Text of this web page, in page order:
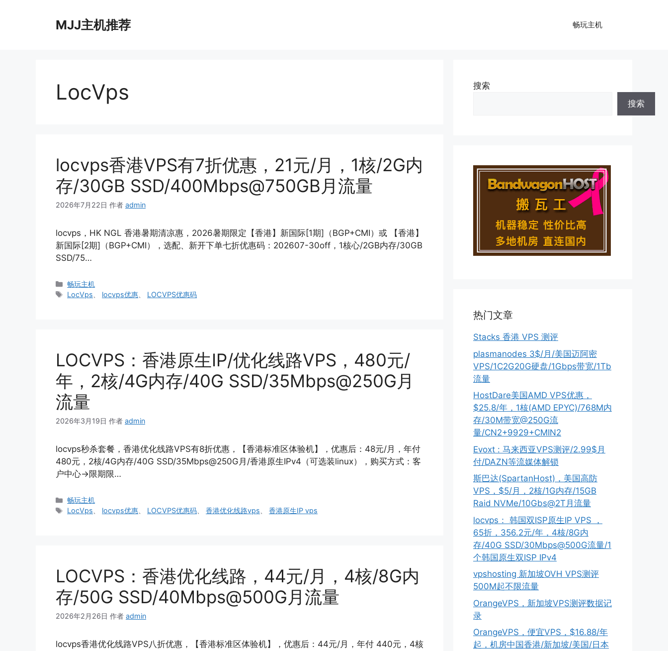
MJJ主机推荐 畅玩主机
LocVps
locvps香港VPS有7折优惠，21元/月，1核/2G内
存/30GB SSD/400Mbps@750GB月流量
2026年7月22日 作者 admin
locvps，HK NGL 香港暑期清凉惠，2026暑期限定【香港】新国际[1期]（BGP+CMI）或 【香港】
新国际[2期]（BGP+CMI），选配、新开下单七折优惠码：202607-30off，1核心/2GB内存/30GB
SSD/75…
分
类
畅玩主机
标
LocVps locvps优惠 LOCVPS优惠码
LOCVPS：香港原生IP/优化线路VPS，480元/
年，2核/4G内存/40G SSD/35Mbps@250G月
流量
2026年3月19日 作者 admin
locvps秒杀套餐，香港优化线路VPS有8折优惠，【香港标准区体验机】，优惠后：48元/月，年付
480元，2核/4G内存/40G SSD/35Mbps@250G月/香港原生IPv4（可选装linux），购买方式：客
户中心->限期限…
分
类
畅玩主机
标
LocVps locvps优惠 LOCVPS优惠码 、香港优化线路vps 、香港原生IP vps
LOCVPS：香港优化线路，44元/月，4核/8G内
存/50G SSD/40Mbps@500G月流量
2026年2月26日 作者 admin
locvps香港优化线路VPS八折优惠，【香港标准区体验机】，优惠后：44元/月，年付 440元，4核
搜索
搜索
热门文章
Stacks 香港 VPS 测评
plasmanodes 3$/月/美国迈阿密
VPS/1C2G20G硬盘/1Gbps带宽/1Tb
流量
HostDare美国AMD VPS优惠，
$25.8/年，1核(AMD EPYC)/768M内
存/30M带宽@250G流
量/CN2+9929+CMIN2
Evoxt : 马来西亚VPS测评/2.99$月
付/DAZN等流媒体解锁
斯巴达(SpartanHost)，美国高防
VPS，$5/月，2核/1G内存/15GB
Raid NVMe/10Gbs@2T月流量
locvps： 韩国双ISP原生IP VPS ，
65折，356.2元/年，4核/8G内
存/40G SSD/30Mbps@500G流量/1
个韩国原生双ISP IPv4
vpshosting 新加坡OVH VPS测评
500M起不限流量
OrangeVPS，新加坡VPS测评数据记
录
OrangeVPS，便宜VPS，$16.88/年
起，机房中国香港/新加坡/美国/日本